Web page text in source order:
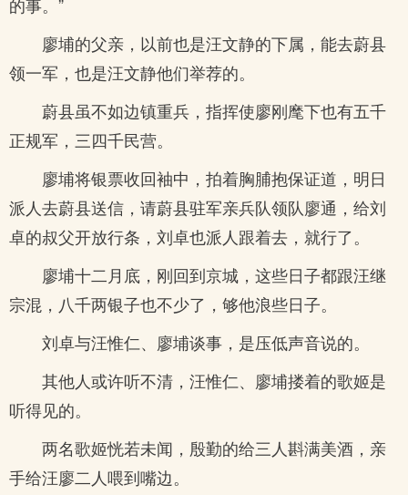
廖埔的父亲，以前也是汪文静的下属，能去蔚县
领一军，也是汪文静他们举荐的。
蔚县虽不如边镇重兵，指挥使廖刚麾下也有五千
正规军，三四千民营。
廖埔将银票收回袖中，拍着胸脯抱保证道，明日
派人去蔚县送信，请蔚县驻军亲兵队领队廖通，给刘
卓的叔父开放行条，刘卓也派人跟着去，就行了。
廖埔十二月底，刚回到京城，这些日子都跟汪继
宗混，八千两银子也不少了，够他浪些日子。
刘卓与汪惟仁、廖埔谈事，是压低声音说的。
其他人或许听不清，汪惟仁、廖埔搂着的歌姬是
听得见的。
两名歌姬恍若未闻，殷勤的给三人斟满美酒，亲
手给汪廖二人喂到嘴边。